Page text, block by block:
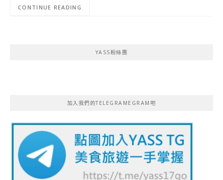
CONTINUE READING
YASS粉絲團
加入我們的TELEGRAMEGRAM吧